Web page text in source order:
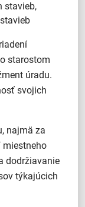
stavieb,
starostom
úradu.
svojich
najmä za
miestneho
dodržiavanie
týkajúcich